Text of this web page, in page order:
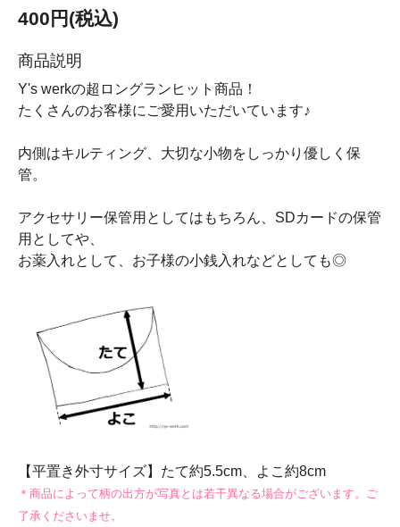
400円(税込)
商品説明
Y's werkの超ロングランヒット商品！
たくさんのお客様にご愛用いただいています♪
内側はキルティング、大切な小物をしっかり優しく保
管。
アクセサリー保管用としてはもちろん、SDカードの保管
用としてや、
お薬入れとして、お子様の小銭入れなどとしても◎
【平置き外寸サイズ】たて約5.5cm、よこ約8cm
＊商品によって柄の出方が写真とは若干異なる場合がございます。ご
了承くださいませ。